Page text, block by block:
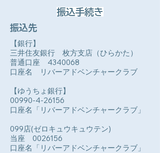
振込手続き
振込先
【銀行】
三井住友銀行 枚方支店（ひらかた）
普通口座 4340068
口座名 リバーアドベンチャークラブ
【ゆうちょ銀行】
00990-4-26156
口座名「リバーアドベンチャークラブ」
099店(ゼロキュウキュウテン)
当座 0026156
口座名「リバーアドベンチャークラブ」